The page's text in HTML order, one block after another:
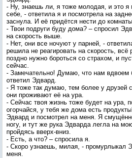
- Ну, знаешь ли, я тоже молодая, и это я
себе, - ответила я и посмотрела на
заснула. И её придётся нести до
- Твои подруги буду дома? – спросил
на скорость выше.
- Нет, они все ночуют у парней, -
решила не реагировать на скорость, всё
поздно нужно бороться со страхом, и
сейчас.
- Замечательно! Думаю, что нам вдвоем
ответил Эдвард.
- Я тоже так думаю, тем более у друзей
они проживают её на ура.
- Сейчас твоя жизнь тоже будет на ура,
огорчайся, у тебя же дома есть
Эдвард и посмотрел на меня. Я
ногу, и тут же рука Эдварда легла на
пройдясь вверх-вниз.
- Есть, а что? – спросила я.
- Скоро узнаешь, милая, - промурлыкал
меня.